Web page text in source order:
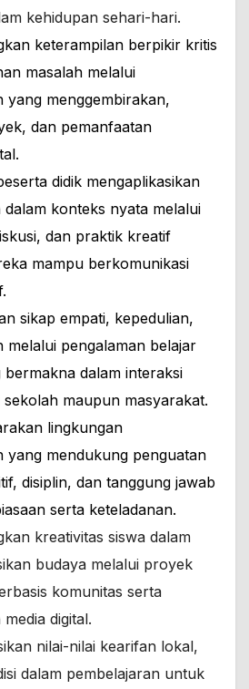
kehidupan sehari-hari.
keterampilan berpikir kritis
masalah melalui
yang menggembirakan,
dan pemanfaatan
didik mengaplikasikan
dalam konteks nyata melalui
dan praktik kreatif
mampu berkomunikasi
sikap empati, kepedulian,
melalui pengalaman belajar
dalam interaksi
maupun masyarakat.
lingkungan
yang mendukung penguatan
disiplin, dan tanggung jawab
serta keteladanan.
kreativitas siswa dalam
budaya melalui proyek
komunitas serta
digital.
nilai-nilai kearifan lokal,
dalam pembelajaran untuk